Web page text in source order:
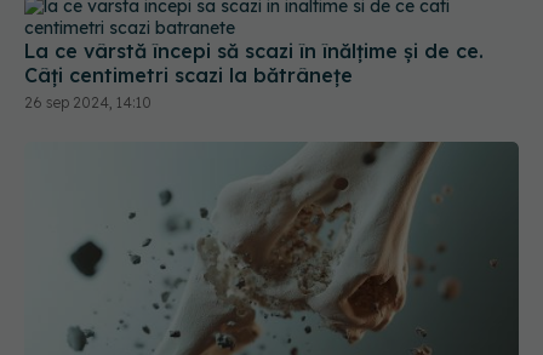
La ce vârstă începi să scazi în înălțime și de ce.
Câți centimetri scazi la bătrânețe
26 sep 2024, 14:10